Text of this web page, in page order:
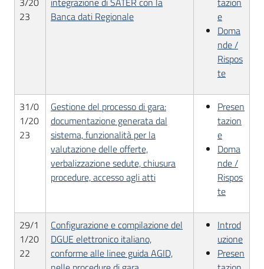
23
Banca dati Regionale
e
Doma
nde /
Rispos
te
31/0
1/20
23
Gestione del processo di gara:
documentazione generata dal
sistema, funzionalità per la
valutazione delle offerte,
verbalizzazione sedute, chiusura
procedure, accesso agli atti
Presen
tazion
e
Doma
nde /
Rispos
te
29/1
1/20
22
Configurazione e compilazione del
DGUE elettronico italiano,
conforme alle linee guida AGID,
Introd
uzione
Presen